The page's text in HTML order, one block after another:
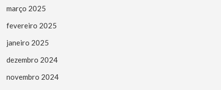
março 2025
fevereiro 2025
janeiro 2025
dezembro 2024
novembro 2024